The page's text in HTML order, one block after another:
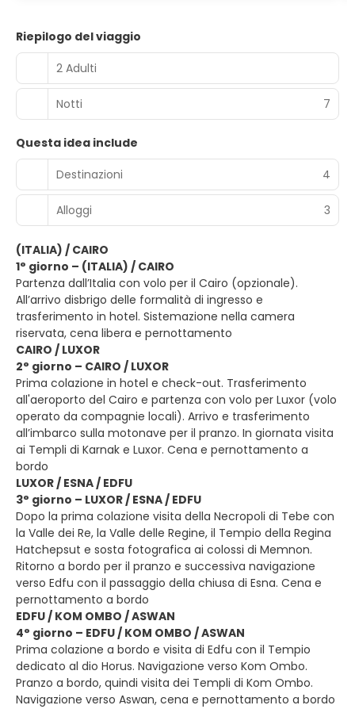
Riepilogo del viaggio
2 Adulti
Notti 7
Questa idea include
Destinazioni
4
Alloggi 3
(ITALIA) / CAIRO
1° giorno – (ITALIA) / CAIRO
Partenza dall’Italia con volo per il Cairo (opzionale).
All’arrivo disbrigo delle formalità di ingresso e
trasferimento in hotel. Sistemazione nella camera
riservata, cena libera e pernottamento
CAIRO / LUXOR
2° giorno – CAIRO / LUXOR
Prima colazione in hotel e check-out. Trasferimento
all'aeroporto del Cairo e partenza con volo per Luxor (volo
operato da compagnie locali). Arrivo e trasferimento
all’imbarco sulla motonave per il pranzo. In giornata visita
ai Templi di Karnak e Luxor. Cena e pernottamento a
bordo
LUXOR / ESNA / EDFU
3° giorno – LUXOR / ESNA / EDFU
Dopo la prima colazione visita della Necropoli di Tebe con
la Valle dei Re, la Valle delle Regine, il Tempio della Regina
Hatchepsut e sosta fotografica ai colossi di Memnon.
Ritorno a bordo per il pranzo e successiva navigazione
verso Edfu con il passaggio della chiusa di Esna. Cena e
pernottamento a bordo
EDFU / KOM OMBO / ASWAN
4° giorno – EDFU / KOM OMBO / ASWAN
Prima colazione a bordo e visita di Edfu con il Tempio
dedicato al dio Horus. Navigazione verso Kom Ombo.
Pranzo a bordo, quindi visita dei Templi di Kom Ombo.
Navigazione verso Aswan, cena e pernottamento a bordo